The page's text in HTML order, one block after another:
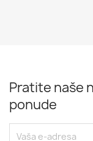
Pratite naše
ponude